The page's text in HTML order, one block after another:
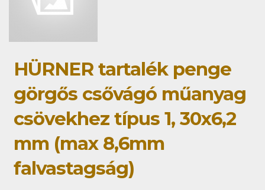
HÜRNER tartalék penge
görgős csővágó műanyag
csövekhez típus 1, 30x6,2
mm (max 8,6mm
falvastagság)